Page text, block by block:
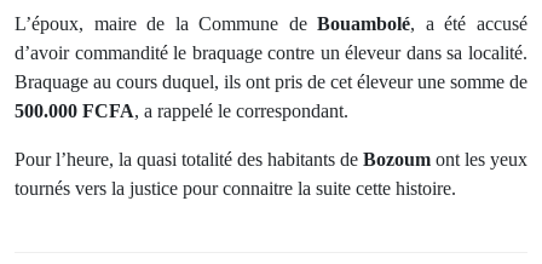
L’époux, maire de la Commune deBouambolé, a été accusé
d’avoir commandité le braquage contre un éleveur dans sa localité.
Braquage au cours duquel, ils ont pris de cet éleveur une somme de
500.000 FCFA, a rappelé le correspondant.
Pour l’heure, la quasi totalité des habitants de Bozoum ont les yeux
tournés vers la justice pour connaitre la suite cette histoire.